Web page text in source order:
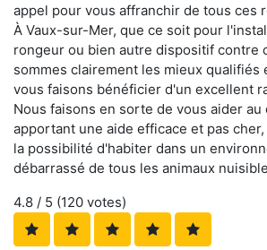
appel pour vous affranchir de tous ces
À Vaux-sur-Mer, que ce soit pour
rongeur ou bien autre dispositif contre
sommes clairement les mieux qualifiés
vous faisons bénéficier d'un excellent
Nous faisons en sorte de vous aider
apportant une aide efficace et pas
la possibilité d'habiter dans un
débarrassé de tous les animaux
4.8 / 5 (120 votes)